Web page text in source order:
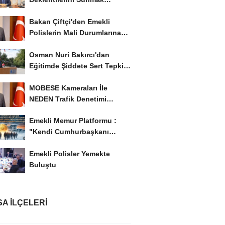
Bakan Çiftçi'den Emekli
Polislerin Mali Durumlarına
Osman Nuri Bakırcı'dan
Eğitimde Şiddete Sert Tepki:
MOBESE Kameraları İle
NEDEN Trafik Denetimi
Emekli Memur Platformu :
"Kendi Cumhurbaşkanı
Emekli Polisler Yemekte
Buluştu
İLÇELERI